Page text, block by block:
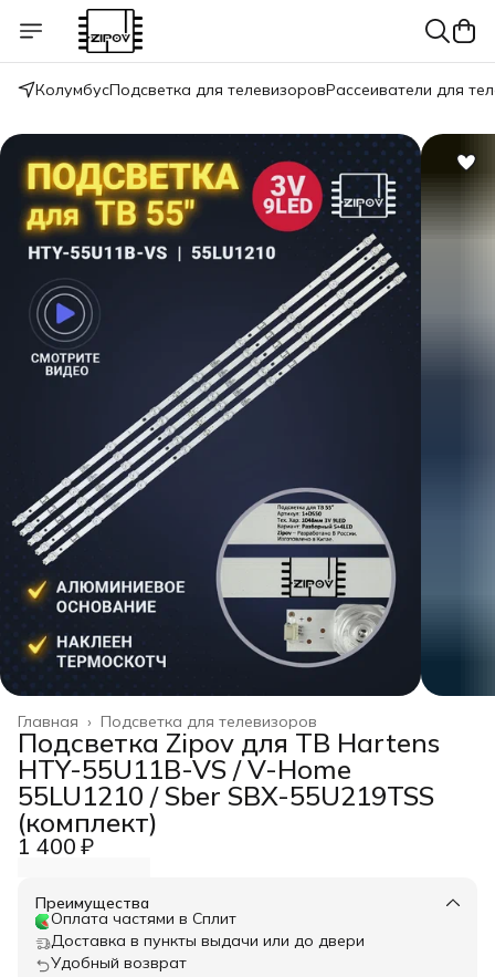
КолумбусПодсветка для телевизоровРассеиватели для
Подсветка для телевизоров
Главная ›
Подсветка Zipov для ТВ Hartens
HTY-55U11B-VS / V-Home
55LU1210 / Sber SBX-55U219TSS
(комплект)
1 400 ₽
Преимущества
Оплата частями в Сплит
Доставка в пункты выдачи или до двери
Удобный возврат